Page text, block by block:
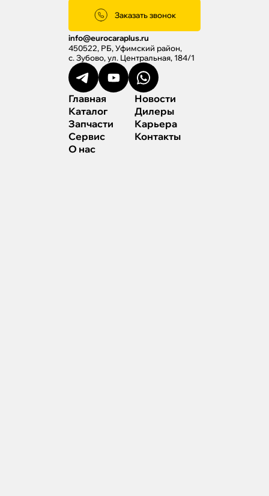
Заказать звонок
info@eurocaraplus.ru
450522, РБ, Уфимский район,
с. Зубово, ул. Центральная, 184/1
Главная
Каталог
Запчасти
Сервис
О нас
Новости
Дилеры
Карьера
Контакты